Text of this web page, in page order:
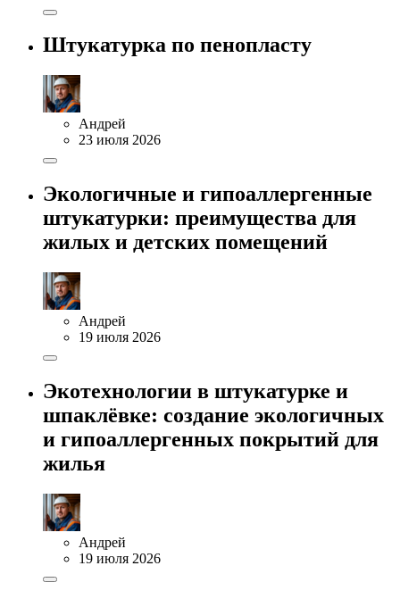
Штукатурка по пенопласту
Андрей
23 июля 2026
Экологичные и гипоаллергенные
штукатурки: преимущества для
жилых и детских помещений
Андрей
19 июля 2026
Экотехнологии в штукатурке и
шпаклёвке: создание экологичных
и гипоаллергенных покрытий для
жилья
Андрей
19 июля 2026